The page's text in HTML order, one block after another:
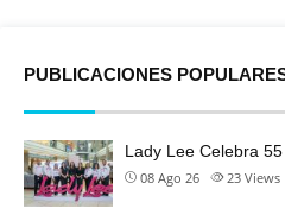
PUBLICACIONES
Lady Lee Celebra
08 Ago 26 23 Views